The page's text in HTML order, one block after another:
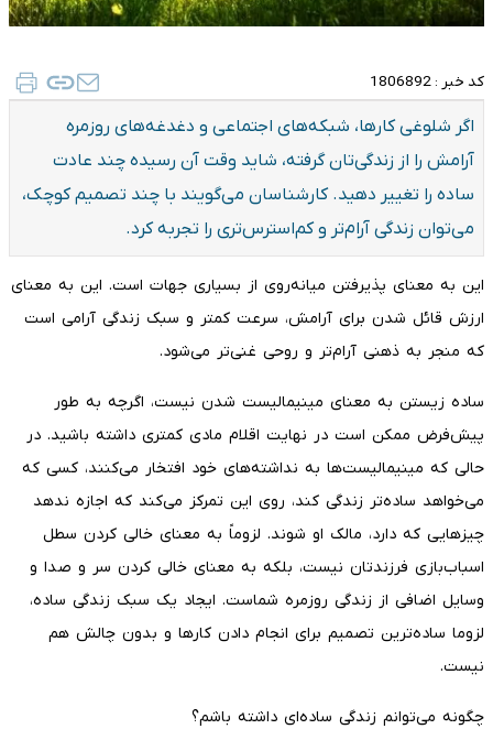
کد خبر : 1806892
اگر شلوغی کارها، شبکه‌های اجتماعی و دغدغه‌های روزمره
آرامش را از زندگی‌تان گرفته، شاید وقت آن رسیده چند عادت
ساده را تغییر دهید. کارشناسان می‌گویند با چند تصمیم کوچک،
می‌توان زندگی آرام‌تر و کم‌استرس‌تری را تجربه کرد.
این به معنای پذیرفتن میانه‌روی از بسیاری جهات است. این به معنای
ارزش قائل شدن برای آرامش، سرعت کمتر و سبک زندگی آرامی است
که منجر به ذهنی آرام‌تر و روحی غنی‌تر می‌شود.
ساده زیستن به معنای مینیمالیست شدن نیست، اگرچه به طور
پیش‌فرض ممکن است در نهایت اقلام مادی کمتری داشته باشید. در
حالی که مینیمالیست‌ها به نداشته‌های خود افتخار می‌کنند، کسی که
می‌خواهد ساده‌تر زندگی کند، روی این تمرکز می‌کند که اجازه ندهد
چیزهایی که دارد، مالک او شوند. لزوماً به معنای خالی کردن سطل
اسباب‌بازی فرزندتان نیست، بلکه به معنای خالی کردن سر و صدا و
وسایل اضافی از زندگی روزمره شماست. ایجاد یک سبک زندگی ساده،
لزوما ساده‌ترین تصمیم برای انجام دادن کارها و بدون چالش هم
نیست.
چگونه می‌توانم زندگی ساده‌ای داشته باشم؟